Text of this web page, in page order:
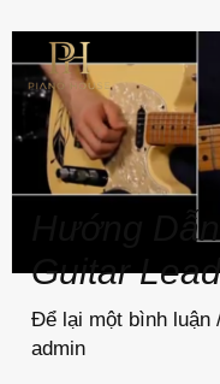
nội
dung
Hướng
Guitar
Để lại một bình luận
admin